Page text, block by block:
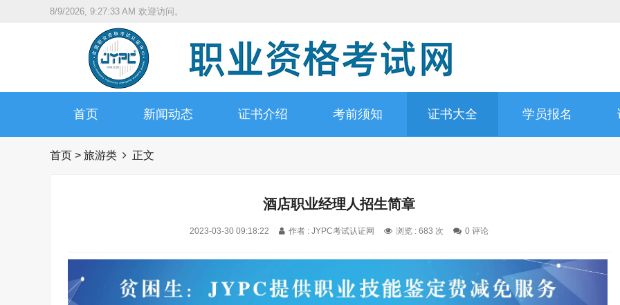
8/9/2026, 9:27:34 AM 欢迎访问。
首页 新闻动态 证书介绍 考前须知 证书大全 学员报名
首页 > 旅游类 正文
酒店职业经理人招生简章
2023-03-30 09:18:22 作者 : JYPC考试认证网 浏览 : 683 次 0 评论